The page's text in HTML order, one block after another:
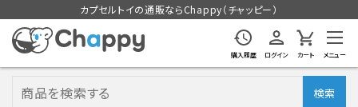
カプセルトイの通販ならChappy（チャッピー）
購入履歴 ログイン カート メニュー
検索